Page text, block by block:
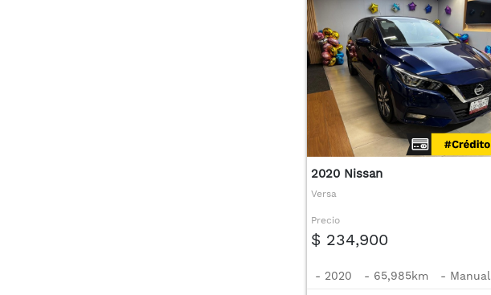
2020 Nissan
Versa
Precio
$ 234,900
- 2020 - 65,985km - Manual